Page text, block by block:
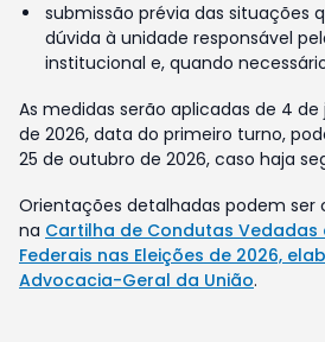
submissão prévia das situações
dúvida à unidade responsável
institucional e, quando
As medidas serão aplicadas de 4
de 2026, data do primeiro turno,
25 de outubro de 2026, caso haja
Orientações detalhadas podem ser
na Cartilha de Condutas Vedadas
Federais nas Eleições de 2026,
Advocacia-Geral da União.